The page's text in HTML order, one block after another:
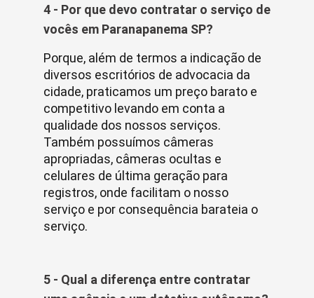
4 - Por que devo contratar o serviço de
vocês em Paranapanema SP?
Porque, além de termos a indicação de
diversos escritórios de advocacia da
cidade, praticamos um preço barato e
competitivo levando em conta a
qualidade dos nossos serviços.
Também possuímos câmeras
apropriadas, câmeras ocultas e
celulares de última geração para
registros, onde facilitam o nosso
serviço e por consequência barateia o
serviço.
5 - Qual a diferença entre contratar